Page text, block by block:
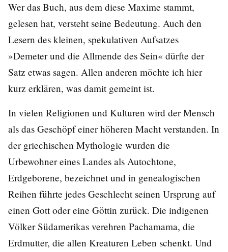
Wer das Buch, aus dem diese Maxime stammt,
gelesen hat, versteht seine Bedeutung. Auch den
Lesern des kleinen, spekulativen Aufsatzes
»Demeter und die Allmende des Sein« dürfte der
Satz etwas sagen. Allen anderen möchte ich hier
kurz erklären, was damit gemeint ist.
In vielen Religionen und Kulturen wird der Mensch
als das Geschöpf einer höheren Macht verstanden. In
der griechischen Mythologie wurden die
Urbewohner eines Landes als Autochtone,
Erdgeborene, bezeichnet und in genealogischen
Reihen führte jedes Geschlecht seinen Ursprung auf
einen Gott oder eine Göttin zurück. Die indigenen
Völker Südamerikas verehren Pachamama, die
Erdmutter, die allen Kreaturen Leben schenkt. Und